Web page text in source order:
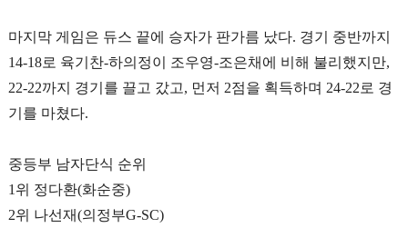
마지막 게임은 듀스 끝에 승자가 판가름 났다. 경기 중반까지
14-18로 육기찬-하의정이 조우영-조은채에 비해 불리했지만,
22-22까지 경기를 끌고 갔고, 먼저 2점을 획득하며 24-22 로 경
기를 마쳤다.
중등부 남자단식 순위
1 위 정다환(화순중)
2위 나선재(의정부G-SC)